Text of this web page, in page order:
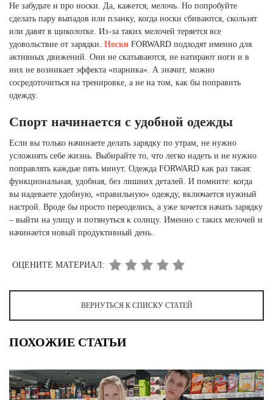
Не забудьте и про носки. Да, кажется, мелочь. Но попробуйте
сделать пару выпадов или планку, когда носки сбиваются, скользят
или давят в щиколотке. Из-за таких мелочей теряется все
удовольствие от зарядки. Носки FORWARD подходят именно для
активных движений. Они не скатываются, не натирают ноги и в
них не возникает эффекта «парника». А значит, можно
сосредоточиться на тренировке, а не на том, как бы поправить
одежду.
Спорт начинается с удобной одежды
Если вы только начинаете делать зарядку по утрам, не нужно
усложнять себе жизнь. Выбирайте то, что легко надеть и не нужно
поправлять каждые пять минут. Одежда FORWARD как раз такая:
функциональная, удобная, без лишних деталей. И помните: когда
вы надеваете удобную, «правильную» одежду, включается нужный
настрой. Вроде бы просто переоделись, а уже хочется начать зарядку
– выйти на улицу и потянуться к солнцу. Именно с таких мелочей и
начинается новый продуктивный день.
ОЦЕНИТЕ МАТЕРИАЛ:
ВЕРНУТЬСЯ К СПИСКУ СТАТЕЙ
ПОХОЖИЕ СТАТЬИ